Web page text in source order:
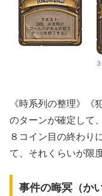
《時系列の整理》《
のターンが確定して
８コイン目の終わり
て、それくらいが限度
事件の晦冥（か